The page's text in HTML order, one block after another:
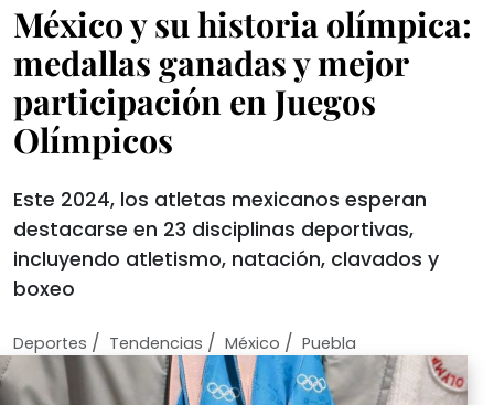
México y su historia olímpica:
medallas ganadas y mejor
participación en Juegos
Olímpicos
Este 2024, los atletas mexicanos esperan
destacarse en 23 disciplinas deportivas,
incluyendo atletismo, natación, clavados y
boxeo
Deportes / Tendencias / México / Puebla